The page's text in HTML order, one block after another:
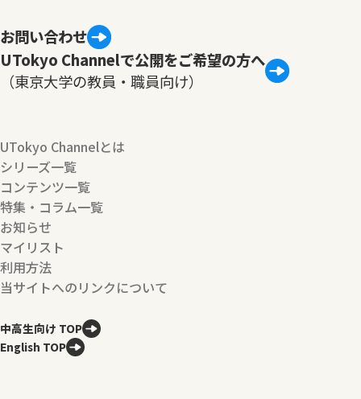
お問い合わせ
UTokyo Channelで公開をご希望の方へ
（東京大学の教員・職員向け）
UTokyo Channelとは
シリーズ一覧
コンテンツ一覧
特集・コラム一覧
お知らせ
マイリスト
利用方法
当サイトへのリンクについて
中高生向け TOP
English TOP